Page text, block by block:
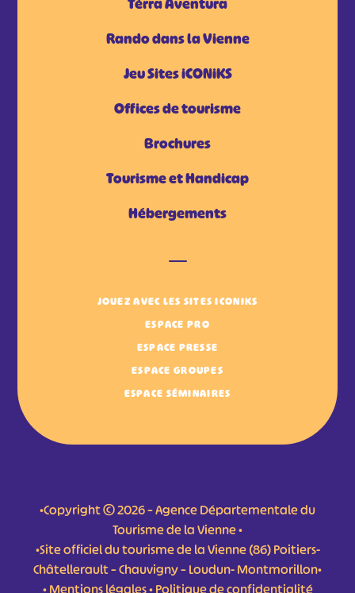
Tèrra Aventura
Rando dans la Vienne
Jeu Sites iCONiKS
Offices de tourisme
Brochures
Tourisme et Handicap
Hébergements
JOUEZ AVEC LES SITES ICONIKS
ESPACE PRO
ESPACE PRESSE
ESPACE GROUPES
ESPACE SÉMINAIRES
•Copyright © 2026 – Agence Départementale du
Tourisme de la Vienne •
•Site officiel du tourisme de la Vienne (86) Poitiers-
Châtellerault – Chauvigny – Loudun- Montmorillon•
•Mentions légales•Politique de confidentialité